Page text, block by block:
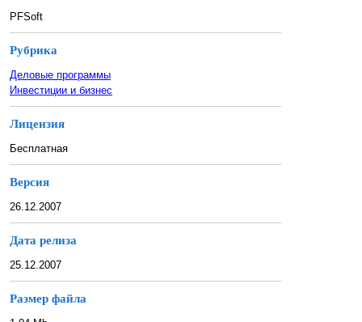
PFSoft
Рубрика
Деловые программы
Инвестиции и бизнес
Лицензия
Бесплатная
Версия
26.12.2007
Дата релиза
25.12.2007
Размер файла